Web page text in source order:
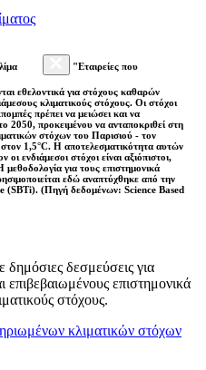
"Εταιρείες που
εθελοντικά για στόχους καθαρών
κλιματικούς στόχους. Οι στόχοι
πρέπει να μειώσει και να
2050, προκειμένου να ανταποκριθεί στη
στόχων του Παρισιού - τον
1,5°C. Η αποτελεσματικότητα αυτών
ενδιάμεσοι στόχοι είναι αξιόπιστοι,
μεθοδολογία για τους επιστημονικά
εδώ αναπτύχθηκε από την
(SBTi). (Πηγή δεδομένων: Science Based
δεσμεύσεις για
επιστημονικά
στόχους.
κλιματικών στόχων